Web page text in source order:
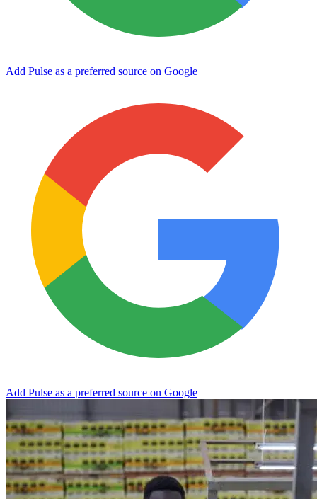
Add Pulse as a preferred source on Google
Add Pulse as a preferred source on Google